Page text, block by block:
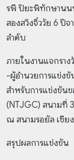
รพี ปิยะพิทักษานน
สองสวิงจิ๋ววัย 6 ปี
ลำดับ
ภายในงานแจกราง
-ผู้อำนวยการแข่งขั
สำหรับการแข่งขัน
(NTJGC) สนามที่
ณ สนามรอยัล เชีย
สรุปผลการแข่งขัน